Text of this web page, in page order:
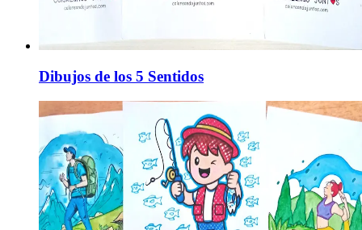
Dibujos de los 5 Sentidos